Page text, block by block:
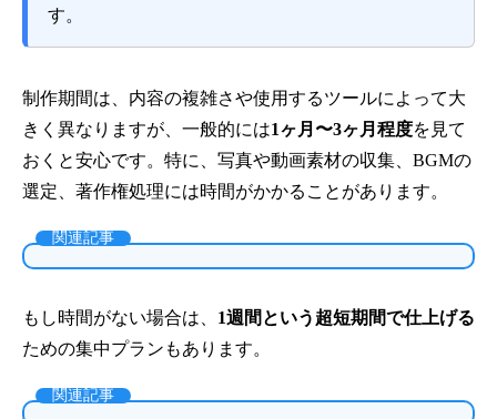
す。
制作期間は、内容の複雑さや使用するツールによって大
きく異なりますが、一般的には1ヶ月〜3ヶ月程度を見て
おくと安心です。特に、写真や動画素材の収集、BGMの
選定、著作権処理には時間がかかることがあります。
関連記事
もし時間がない場合は、 1週間という超短期間で仕上げる
ための集中プランもあります。
関連記事